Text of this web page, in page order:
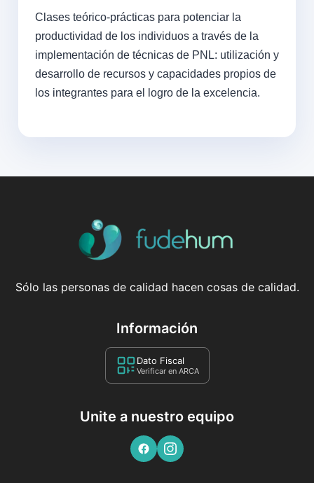
Clases teórico-prácticas para potenciar la
productividad de los individuos a través de la
implementación de técnicas de PNL: utilización y
desarrollo de recursos y capacidades propios de
los integrantes para el logro de la excelencia.
Sólo las personas de calidad hacen cosas de calidad.
Información
Dato Fiscal
Verificar en ARCA
Unite a nuestro equipo